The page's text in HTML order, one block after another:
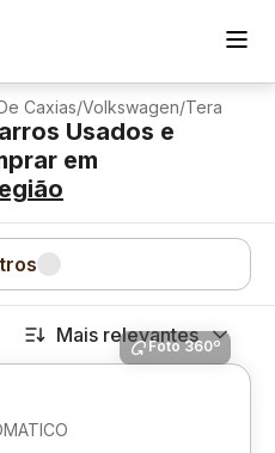
Caxias/Volkswagen/Tera
Usados e
em
Mais relevantes
Foto 360º